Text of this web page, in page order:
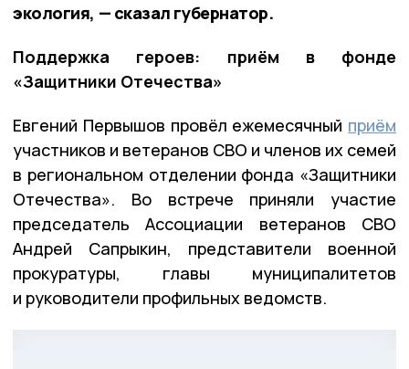
экология, — сказал губернатор.
Поддержка героев: приём в фонде
«Защитники Отечества»
Евгений Первышов провёл ежемесячный приём
участников и ветеранов СВО и членов их семей
в региональном отделении фонда «Защитники
Отечества». Во встрече приняли участие
председатель Ассоциации ветеранов СВО
Андрей Сапрыкин, представители военной
прокуратуры, главы муниципалитетов
и руководители профильных ведомств.